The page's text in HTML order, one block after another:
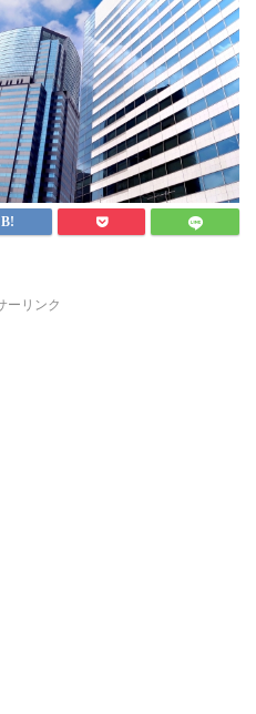
ーリンク